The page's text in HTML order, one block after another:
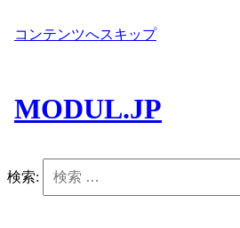
コンテンツへスキップ
MODUL.JP
検索: